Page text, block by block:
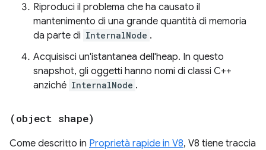
Riproduci il problema che ha causato il
mantenimento di una grande quantità di memoria
da parte di InternalNode .
Acquisisci un'istantanea dell'heap. In questo
snapshot, gli oggetti hanno nomi di classi C++
anziché InternalNode .
(object shape)
Come descritto in Proprietà rapide in V8, V8 tiene traccia